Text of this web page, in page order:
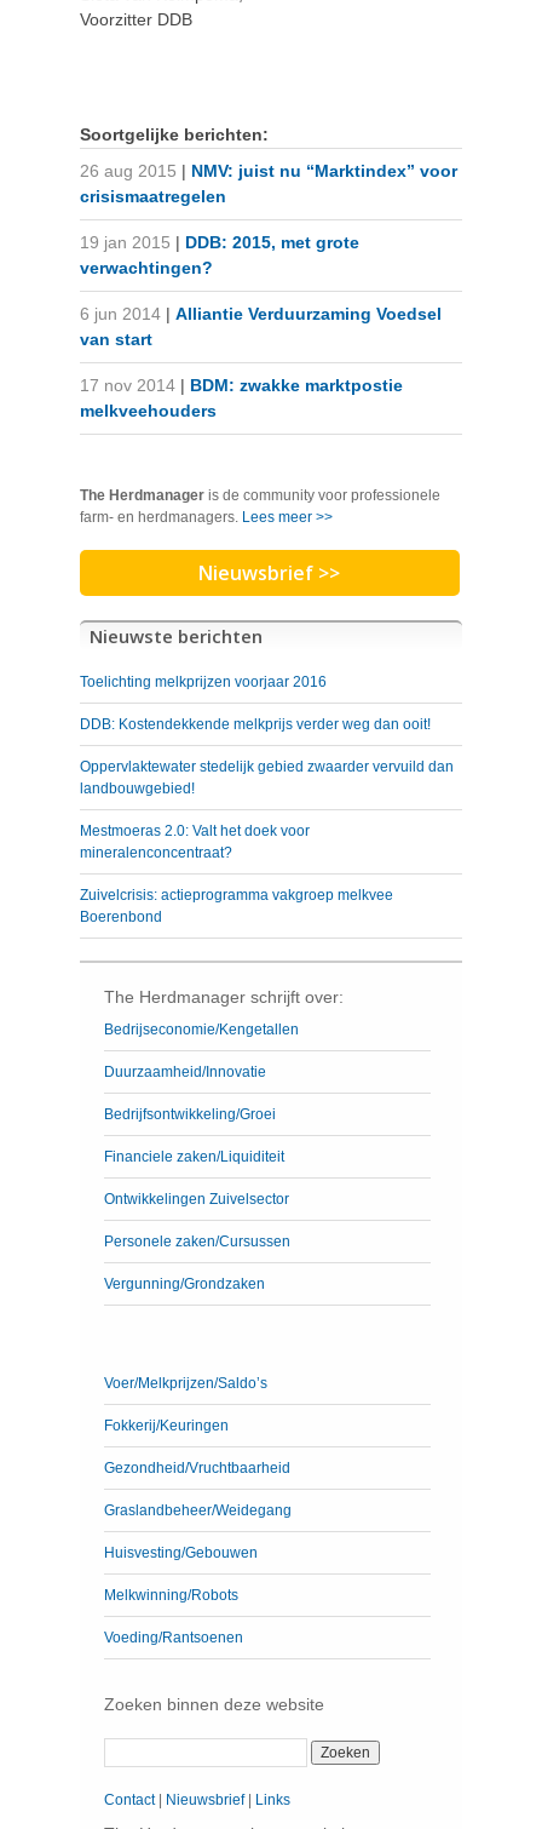
Voorzitter DDB
Soortgelijke berichten:
26 aug 2015 | NMV: juist nu “Marktindex” voor
crisismaatregelen
19 jan 2015 | DDB: 2015, met grote
verwachtingen?
6 jun 2014 | Alliantie Verduurzaming Voedsel
van start
17 nov 2014 | BDM: zwakke marktpostie
melkveehouders
The Herdmanager is de community voor professionele
farm- en herdmanagers. Lees meer >>
Nieuwsbrief >>
Nieuwste berichten
Toelichting melkprijzen voorjaar 2016
DDB: Kostendekkende melkprijs verder weg dan ooit!
Oppervlaktewater stedelijk gebied zwaarder vervuild dan
landbouwgebied!
Mestmoeras 2.0: Valt het doek voor
mineralenconcentraat?
Zuivelcrisis: actieprogramma vakgroep melkvee
Boerenbond
The Herdmanager schrijft over:
Bedrijseconomie/Kengetallen
Duurzaamheid/Innovatie
Bedrijfsontwikkeling/Groei
Financiele zaken/Liquiditeit
Ontwikkelingen Zuivelsector
Personele zaken/Cursussen
Vergunning/Grondzaken
Voer/Melkprijzen/Saldo’s
Fokkerij/Keuringen
Gezondheid/Vruchtbaarheid
Graslandbeheer/Weidegang
Huisvesting/Gebouwen
Melkwinning/Robots
Voeding/Rantsoenen
Zoeken binnen deze website
Contact| Nieuwsbrief| Links